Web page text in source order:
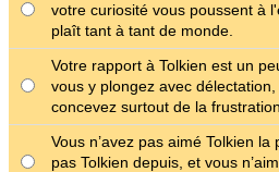
votre curiosité vous poussent à
plaît tant à tant de monde.
Votre rapport à Tolkien est un
vous y plongez avec
concevez surtout de la frustration.
Vous n’avez pas aimé Tolkien
pas Tolkien depuis, et vous